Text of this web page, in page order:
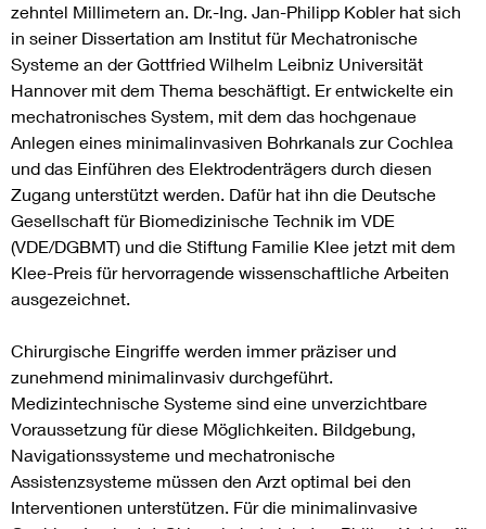
zehntel Millimetern an. Dr.-Ing. Jan-Philipp Kobler hat sich
in seiner Dissertation am Institut für Mechatronische
Systeme an der Gottfried Wilhelm Leibniz Universität
Hannover mit dem Thema beschäftigt. Er entwickelte ein
mechatronisches System, mit dem das hochgenaue
Anlegen eines minimalinvasiven Bohrkanals zur Cochlea
und das Einführen des Elektrodenträgers durch diesen
Zugang unterstützt werden. Dafür hat ihn die Deutsche
Gesellschaft für Biomedizinische Technik im VDE
(VDE/DGBMT) und die Stiftung Familie Klee jetzt mit dem
Klee-Preis für hervorragende wissenschaftliche Arbeiten
ausgezeichnet.
Chirurgische Eingriffe werden immer präziser und
zunehmend minimalinvasiv durchgeführt.
Medizintechnische Systeme sind eine unverzichtbare
Voraussetzung für diese Möglichkeiten. Bildgebung,
Navigationssysteme und mechatronische
Assistenzsysteme müssen den Arzt optimal bei den
Interventionen unterstützen. Für die minimalinvasive